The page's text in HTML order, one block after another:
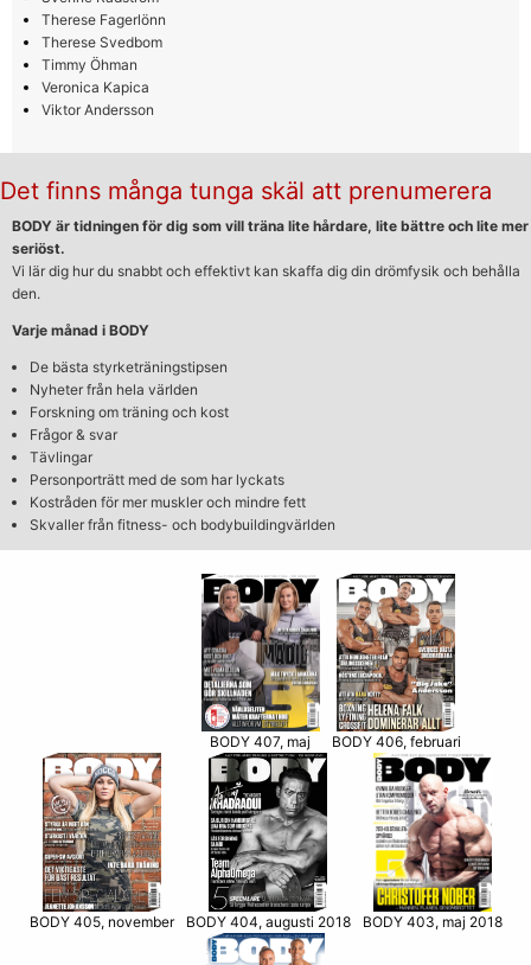
Therese Fagerlönn
Therese Svedbom
Timmy Öhman
Veronica Kapica
Viktor Andersson
Det finns många tunga skäl att prenumerera
BODY är tidningen för dig som vill träna lite hårdare, lite bättre och lite mer
seriöst.
Vi lär dig hur du snabbt och effektivt kan skaffa dig din drömfysik och behålla
den.
Varje månad i BODY
De bästa styrketräningstipsen
Nyheter från hela världen
Forskning om träning och kost
Frågor & svar
Tävlingar
Personporträtt med de som har lyckats
Kostråden för mer muskler och mindre fett
Skvaller från fitness- och bodybuildingvärlden
BODY 407, maj BODY 406, februari
BODY 405, november BODY 404, augusti 2018 BODY 403, maj 2018